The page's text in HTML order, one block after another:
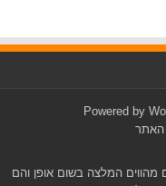
Powered by
מהווים המלצה בשום אופן והם